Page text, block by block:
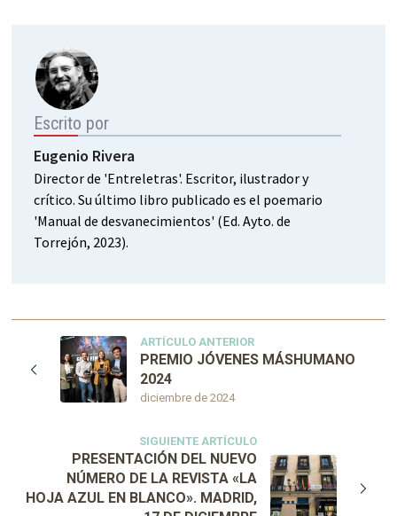
Escrito por
Eugenio Rivera
Director de 'Entreletras'. Escritor, ilustrador y
crítico. Su último libro publicado es el poemario
'Manual de desvanecimientos' (Ed. Ayto. de
Torrejón, 2023).
ARTÍCULO ANTERIOR
diciembre de 2024
PREMIO JÓVENES MÁSHUMANO
2024
SIGUIENTE ARTÍCULO
PRESENTACIÓN DEL NUEVO
NÚMERO DE LA REVISTA «LA
HOJA AZUL EN BLANCO». MADRID,